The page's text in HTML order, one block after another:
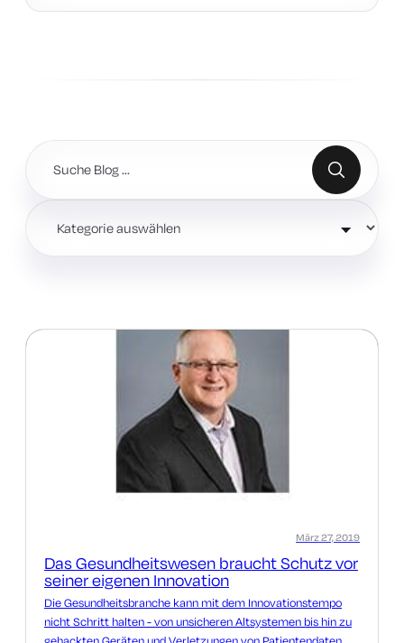
Das Gesundheitswesen braucht Schutz vor
seiner eigenen Innovation
März 27, 2019
Die Gesundheitsbranche kann mit dem Innovationstempo
nicht Schritt halten - von unsicheren Altsystemen bis hin zu